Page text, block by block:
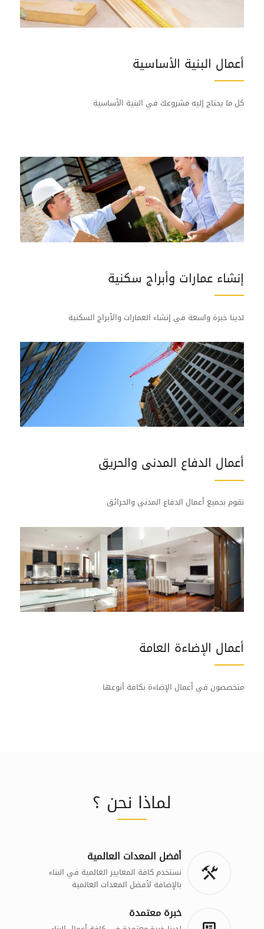
أعمال البنية الأساسية
كل ما يحتاج إليه مشروعك في البنية الأساسية
إنشاء عمارات وأبراج سكنية
لدينا خبرة واسعة في إنشاء العمارات والأبراج السكنية
أعمال الدفاع المدنى والحريق
نقوم بجميع أعمال الدفاع المدني والحرائق
أﻋﻤﺎل اﻹﺿﺎءة اﻟﻌﺎمة
متخصصون في أعمال الإضاءة بكافة أنوعها
لماذا نحن ؟
أفضل المعدات العالمية
نستخدم كافة المعايير العالمية في البناء
بالإضافة لأفضل المعدات العالمية
خبرة معتمدة